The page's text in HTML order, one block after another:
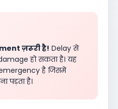
ज़रूरी है! Delay से
हो सकता है। यह
है जिसमें
पड़ता है।